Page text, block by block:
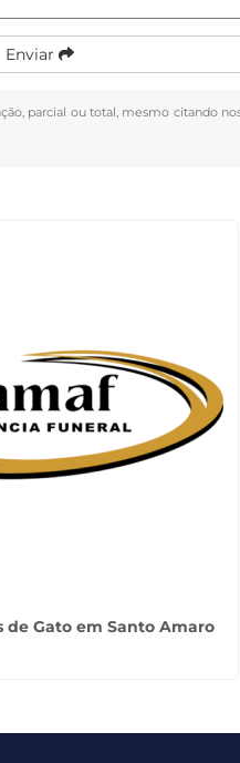
Enviar
parcial ou total, mesmo citando
de Gato em Santo Amaro